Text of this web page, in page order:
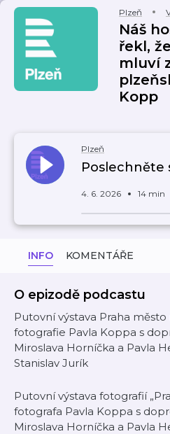
Plzeň
Náš
řekl,
mluví
Kopp
Plzeň
Poslechněte
4. 6. 2026 14 min
INFO KOMENTÁŘE
O epizodě podcastu
Putovní výstava Praha
fotografie Pavla Koppa s
Miroslava Horníčka a Pavla
Stanislav Jurík
Putovní výstava fotografií
fotografa Pavla Koppa s
Miroslava Horníčka a Pavla